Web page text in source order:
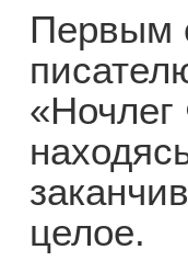
Первым
целое.